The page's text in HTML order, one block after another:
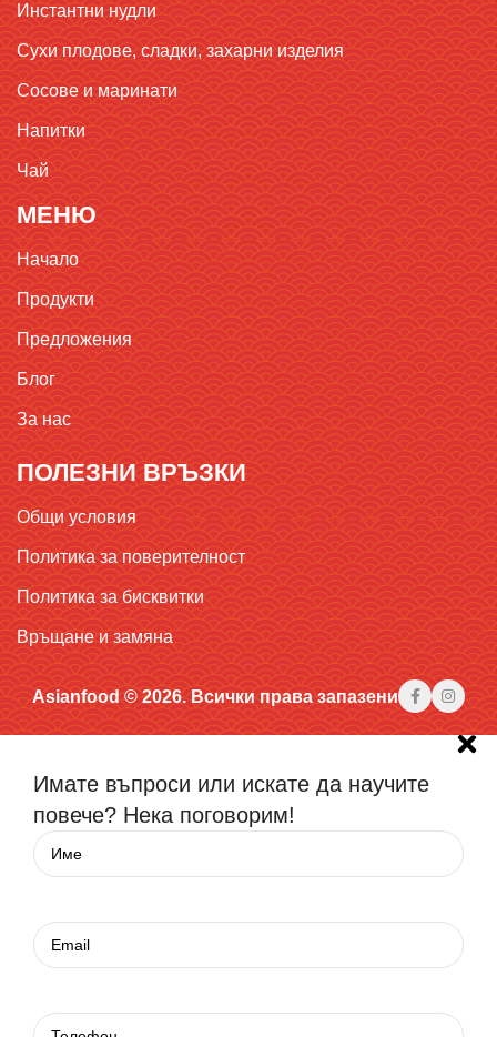
Инстантни нудли
Сухи плодове, сладки, захарни изделия
Сосове и маринати
Напитки
Чай
МЕНЮ
Начало
Продукти
Предложения
Блог
За нас
ПОЛЕЗНИ ВРЪЗКИ
Общи условия
Политика за поверителност
Политика за бисквитки
Връщане и замяна
Asianfood © 2026. Всички права запазени
Имате въпроси или искате да научите
повече? Нека поговорим!